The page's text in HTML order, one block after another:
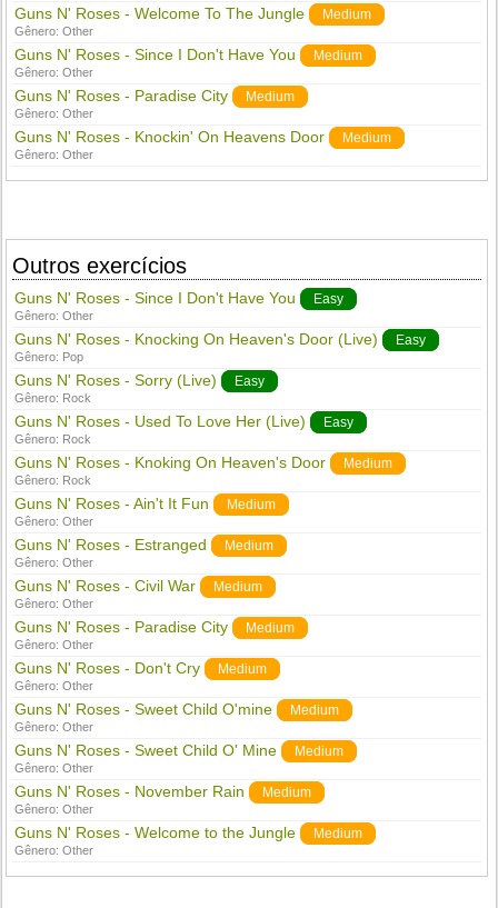
Guns N' Roses - Welcome To The Jungle Medium
Gênero:Other
Guns N' Roses - Since I Don't Have You Medium
Gênero:Other
Guns N' Roses - Paradise City Medium
Gênero:Other
Guns N' Roses - Knockin' On Heavens Door Medium
Gênero:Other
Outros exercícios
Guns N' Roses - Since I Don't Have You Easy
Gênero:Other
Guns N' Roses - Knocking On Heaven's Door (Live) Easy
Gênero: Pop
Guns N' Roses - Sorry (Live) Easy
Gênero: Rock
Guns N' Roses - Used To Love Her (Live) Easy
Gênero: Rock
Guns N' Roses - Knoking On Heaven's Door Medium
Gênero: Rock
Guns N' Roses - Ain't It Fun Medium
Gênero:Other
Guns N' Roses - Estranged Medium
Gênero:Other
Guns N' Roses - Civil War Medium
Gênero:Other
Guns N' Roses - Paradise City Medium
Gênero:Other
Guns N' Roses - Don't Cry Medium
Gênero:Other
Guns N' Roses - Sweet Child O'mine Medium
Gênero:Other
Guns N' Roses - Sweet Child O' Mine Medium
Gênero:Other
Guns N' Roses - November Rain Medium
Gênero:Other
Guns N' Roses - Welcome to the Jungle Medium
Gênero:Other